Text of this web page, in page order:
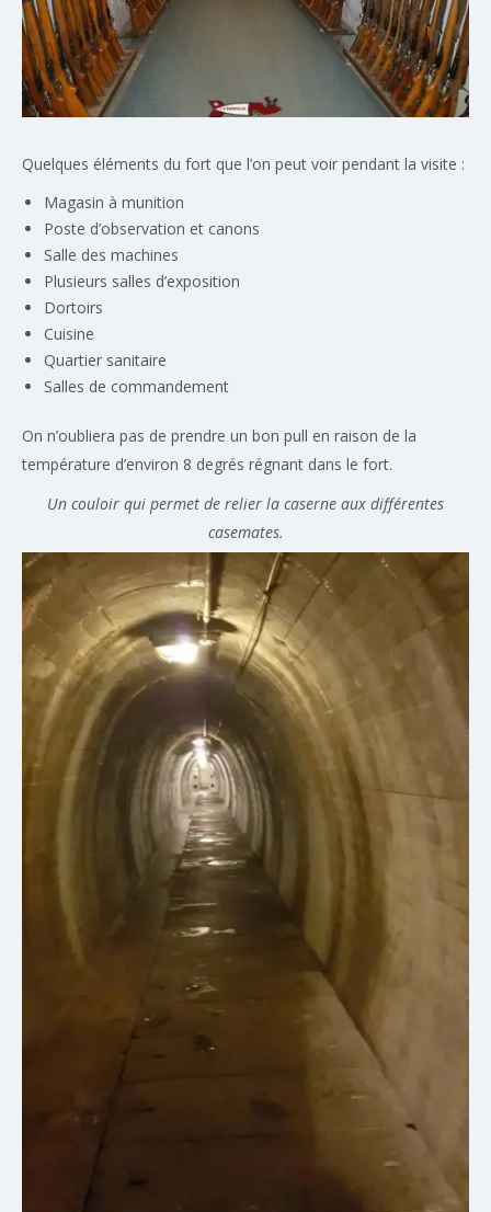
Quelques éléments du fort que l’on peut voir pendant la visite :
Magasin à munition
Poste d’observation et canons
Salle des machines
Plusieurs salles d’exposition
Dortoirs
Cuisine
Quartier sanitaire
Salles de commandement
On n’oubliera pas de prendre un bon pull en raison de la
température d’environ 8 degrés régnant dans le fort.
Un couloir qui permet de relier la caserne aux différentes
casemates.